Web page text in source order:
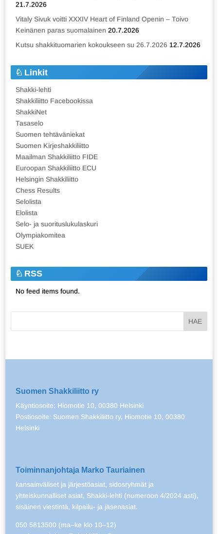
21.7.2026
Vitaly Sivuk voitti XXXIV Heart of Finland Openin – Toivo
Keinänen paras suomalainen 20.7.2026
Kutsu shakkituomarien kokoukseen su 26.7.2026 12.7.2026
Linkit
Shakki-lehti
Shakkiliitto Facebookissa
ShakkiNet
Tasaselo
Suomen tehtäväniekat
Suomen Kirjeshakkiliitto
Maailman Shakkiliitto FIDE
Euroopan Shakkiliitto ECU
Helsingin Shakkiliitto
Chess Results
Selolista
Elolista
Selo- ja suorituslukulaskuri
Olympiakomitea
SUEK
RSS
No feed items found.
Suomen Shakkiliitto ry
Käyntiosoite: Hiomotie 10, 00380 Helsinki
Postiosoite: Suomen Shakkiliitto ry, Hiomotie 10, 00380
Helsinki
Toiminnanjohtaja Marko Tauriainen
kansainväliset ja järjestöasiat, sidosryhmät ja
yhteiskunnalliset asiat, Shakki-lehti (numeroon 4/2024 asti),
sisäinen viestintä, kilpailu- ja jäsenasiat.
050 5813500 (ma–ke klo 10–12)